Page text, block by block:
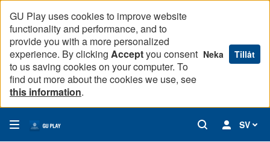
GU Play uses cookies to improve website
functionality and performance, and to
provide you with a more personalized
experience. By clicking Acceptyou consent
to us saving cookies on your computer. To
find out more about the cookies we use, see
this information.
Neka Tillåt
SV